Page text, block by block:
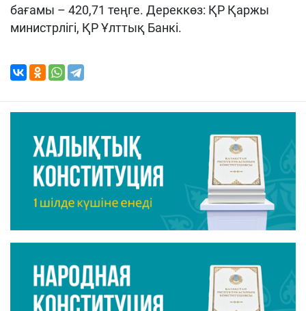
бағамы – 420,71 теңге. Дереккөз: ҚР Қаржы
министрлігі, ҚР Ұлттық Банкі.